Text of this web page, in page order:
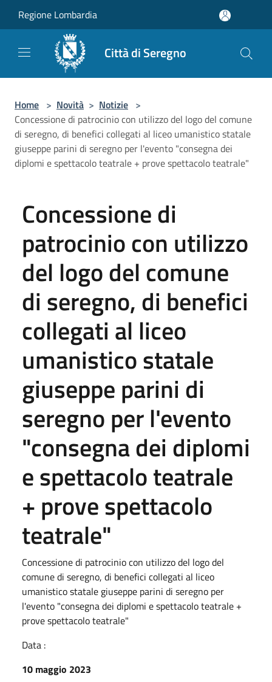
Regione Lombardia
Città di Seregno
Home > Novità > Notizie >
Concessione di patrocinio con utilizzo del logo del comune
di seregno, di benefici collegati al liceo umanistico statale
giuseppe parini di seregno per l'evento "consegna dei
diplomi e spettacolo teatrale + prove spettacolo teatrale"
Concessione di
patrocinio con utilizzo
del logo del comune
di seregno, di benefici
collegati al liceo
umanistico statale
giuseppe parini di
seregno per l'evento
"consegna dei diplomi
e spettacolo teatrale
+ prove spettacolo
teatrale"
Concessione di patrocinio con utilizzo del logo del
comune di seregno, di benefici collegati al liceo
umanistico statale giuseppe parini di seregno per
l'evento "consegna dei diplomi e spettacolo teatrale +
prove spettacolo teatrale"
Data :
10 maggio 2023